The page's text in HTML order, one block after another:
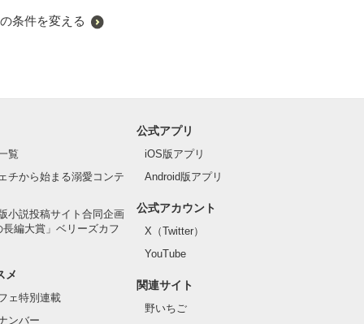
条件を変える
覧
チから始まる溺愛コンテ
小説投稿サイト合同企画
長編大賞」ベリーズカフ
メ
ェ特別連載
ンバー
公式アプリ
iOS版アプリ
Android版アプリ
公式アカウント
X（Twitter）
YouTube
関連サイト
野いちご